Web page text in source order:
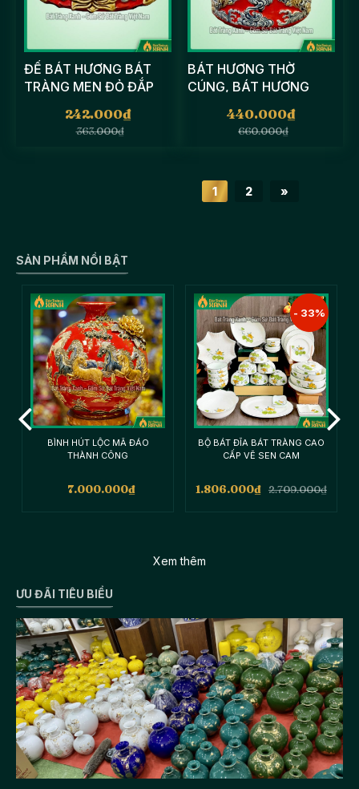
ĐẾ BÁT HƯƠNG BÁT
TRÀNG MEN ĐỎ ĐẮP
NỔI, ĐẾ BÁT NHANG ,
ĐẾ SỨ CAO CẤP
242.000₫
363.000₫
BÁT HƯƠNG THỜ
CÚNG, BÁT HƯƠNG
MEN ĐỎ ĐẮP NỔI HỌA
TIẾT SEN-RỒNG
440.000₫
660.000₫
1 2 »
SẢN PHẨM NỔI BẬT
BÌNH HÚT LỘC MÃ ĐÁO
THÀNH CÔNG
7.000.000₫
- 33%
BỘ BÁT ĐĨA BÁT TRÀNG CAO
CẤP VẼ SEN CAM
1.806.000₫ 2.709.000₫
Xem thêm
ƯU ĐÃI TIÊU BIỂU